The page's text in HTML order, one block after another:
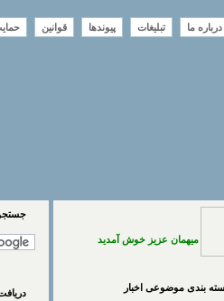
درباره ما تبلیغات پیوندها قوانین
میهمان عزیز خوش آمدید
بندی موضوعی اخبار